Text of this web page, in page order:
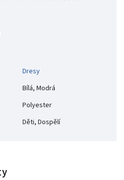
Dresy
Bílá, Modrá
Polyester
Děti, Dospělí